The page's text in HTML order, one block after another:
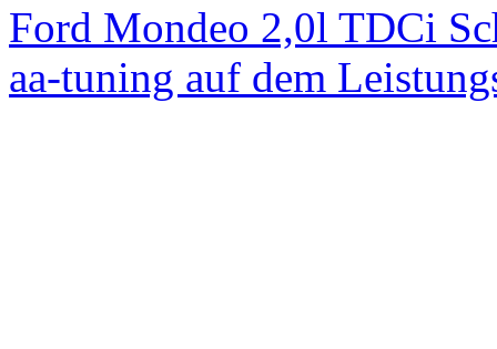
Ford Mondeo 2,0l TDCi
aa-tuning auf dem